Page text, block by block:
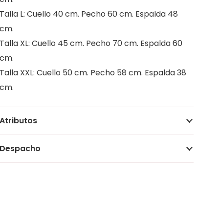
Talla L: Cuello 40 cm. Pecho 60 cm. Espalda 48
cm.
Talla XL: Cuello 45 cm. Pecho 70 cm. Espalda 60
cm.
Talla XXL: Cuello 50 cm. Pecho 58 cm. Espalda 38
cm.
Atributos
Despacho